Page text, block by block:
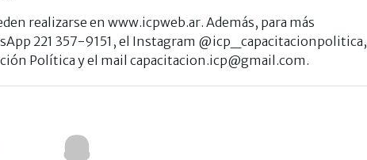
realizarse en www.icpweb.ar. Además, para más
221 357-9151, el Instagram @icp_capacitacionpolitica,
Política y el mail capacitacion.icp@gmail.com.